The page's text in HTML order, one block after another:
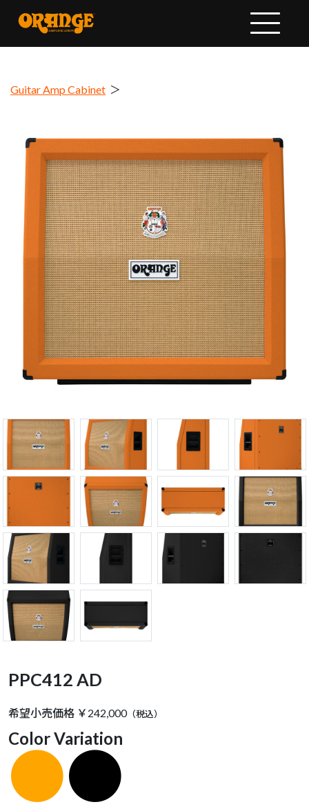
Guitar Amp Cabinet ＞
PPC412 AD
希望小売価格 ￥242,000（税込）
Color Variation
●●